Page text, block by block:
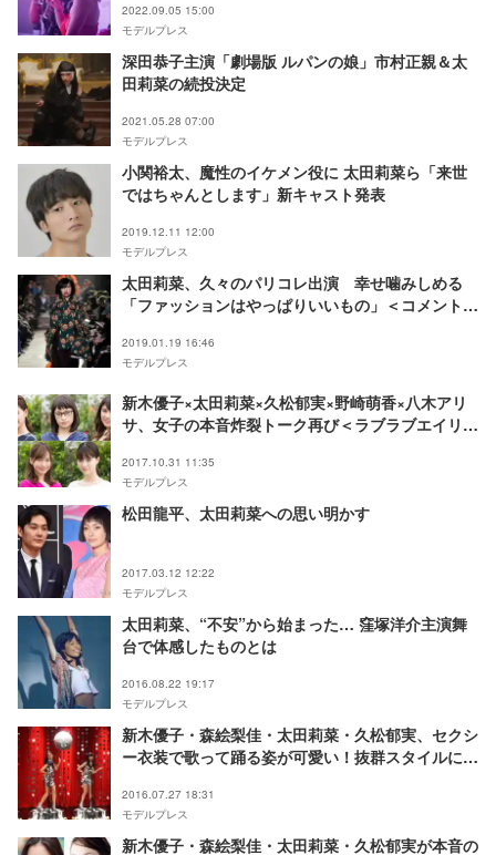
2022.09.05 15:00
モデルプレス
深田恭子主演「劇場版 ルパンの娘」市村正親＆太
田莉菜の続投決定
2021.05.28 07:00
モデルプレス
小関裕太、魔性のイケメン役に 太田莉菜ら「来世
ではちゃんとします」新キャスト発表
2019.12.11 12:00
モデルプレス
太田莉菜、久々のパリコレ出演 幸せ噛みしめる
「ファッションはやっぱりいいもの」＜コメント到
2019.01.19 16:46
モデルプレス
新木優子×太田莉菜×久松郁実×野崎萌香×八木アリ
サ、女子の本音炸裂トーク再び＜ラブラブエイリア
2017.10.31 11:35
モデルプレス
松田龍平、太田莉菜への思い明かす
2017.03.12 12:22
モデルプレス
太田莉菜、“不安”から始まった… 窪塚洋介主演舞
台で体感したものとは
2016.08.22 19:17
モデルプレス
新木優子・森絵梨佳・太田莉菜・久松郁実、セクシ
ー衣装で歌って踊る姿が可愛い！抜群スタイルに釘
2016.07.27 18:31
モデルプレス
新木優子・森絵梨佳・太田莉菜・久松郁実が本音の